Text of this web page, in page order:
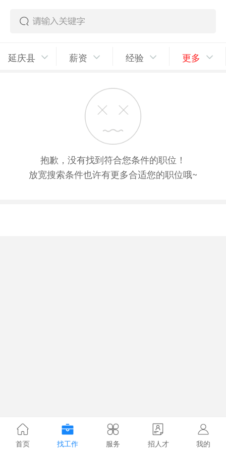
延庆县 薪资 经验 更多
抱歉，没有找到符合您条件的职位！
放宽搜索条件也许有更多合适您的职位哦~
首页 找工作 服务 招人才 我的